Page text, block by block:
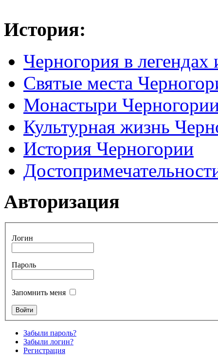
История:
Черногория в легендах
Святые места
Монастыри
Культурная жизнь
История Черногории
Авторизация
Логин
Пароль
Запомнить меня
Забыли пароль?
Забыли логин?
Регистрация